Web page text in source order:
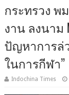
กระทรวง พ
งาน ลงนาม
ปัญหาการล่
ในการกีฬา”
Indochina Times